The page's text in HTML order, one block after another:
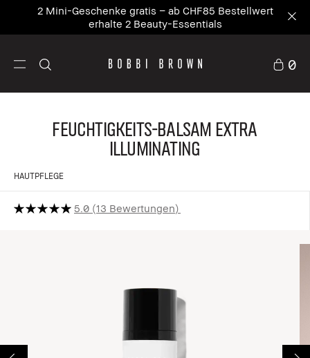
2 Mini-Geschenke gratis – ab CHF85 Bestellwert
erhalte 2 Beauty-Essentials
0
Feuchtigkeits-Balsam Extra
Illuminating
HAUTPFLEGE
5.0 13 Bewertungen